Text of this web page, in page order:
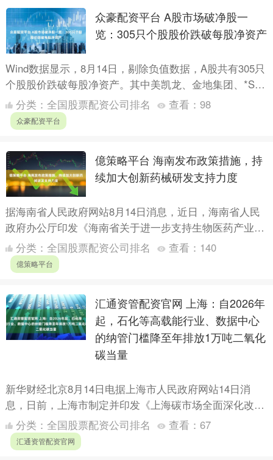
众豪配资平台 A股市场破净股一
览：305只个股股价跌破每股净资产
Wind数据显示，8月14日，剔除负值数据，A股共有305只
个股股价跌破每股净资产。其中美凯龙、金地集团、*ST
天茂市净率最低，分别为0.272倍、0.299倍....
分类： 全国股票配资公司排名 查看： 98
众豪配资平台
億策略平台 海南发布政策措施，持
续加大创新药械研发支持力度
据海南省人民政府网站8月14日消息，近日，海南省人民
政府办公厅印发《海南省关于进一步支持生物医药产业高
质量发展的若干政策措施》。《政策措施》提出，持续加
大创新药....
分类： 全国股票配资公司排名 查看： 140
億策略平台
汇通资管配资官网 上海：自2026年
起，石化等高载能行业、数据中心
的纳管门槛降至年排放1万吨二氧化
碳当量
新华财经北京8月14日电据上海市人民政府网站14日消
息，日前，上海市制定并印发《上海碳市场全面深化改革
行动方案（2026-2030年）》（以下简称《行动方
案》）....
分类： 全国股票配资公司排名 查看： 67
汇通资管配资官网